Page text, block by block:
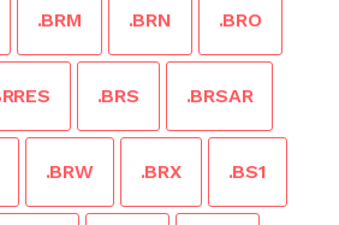
.BRM .BRN .BRO
.BRS .BRSAR
.BRW .BRX .BS1